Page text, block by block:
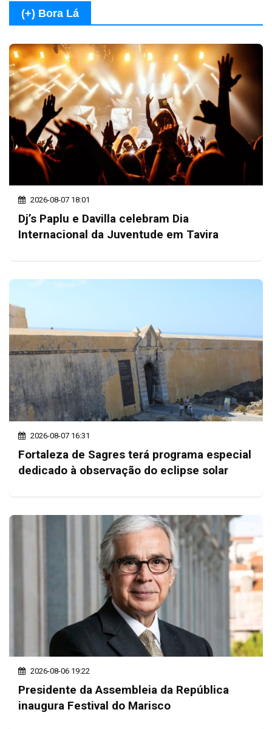
(+) Bora Lá
2026-08-07 18:01
Dj’s Paplu e Davilla celebram Dia
Internacional da Juventude em Tavira
2026-08-07 16:31
Fortaleza de Sagres terá programa especial
dedicado à observação do eclipse solar
2026-08-06 19:22
Presidente da Assembleia da República
inaugura Festival do Marisco